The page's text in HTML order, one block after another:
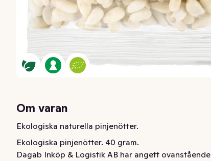
Om varan
Ekologiska naturella pinjenötter.
Ekologiska pinjenötter. 40 gram.
Dagab Inköp & Logistik AB har angett ovanstående